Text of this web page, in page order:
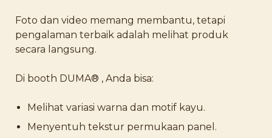
Foto dan video memang membantu, tetapi
pengalaman terbaik adalah melihat produk
secara langsung.
Di booth DUMA® , Anda bisa:
Melihat variasi warna dan motif kayu.
Menyentuh tekstur permukaan panel.